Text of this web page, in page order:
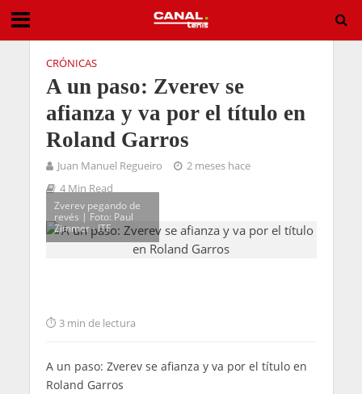
CRÓNICAS
A un paso: Zverev se
afianza y va por el título en
Roland Garros
Juan Manuel Regueiro
2 meses hace
4 Min Read
Zverev pegando de
revés | Foto: Paul
Zimmer - ITF
3 min de lectura
A un paso: Zverev se afianza y va por el título en
Roland Garros